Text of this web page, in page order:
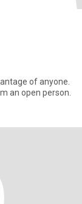
of anyone.
an open person.